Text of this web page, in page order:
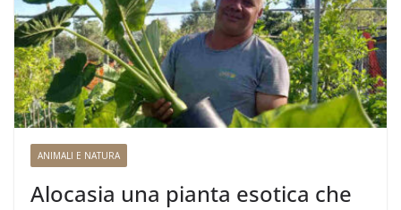
ANIMALI E NATURA
Alocasia una pianta esotica che